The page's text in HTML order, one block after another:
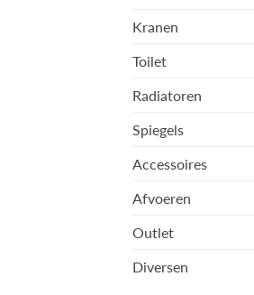
Kranen
Toilet
Radiatoren
Spiegels
Accessoires
Afvoeren
Outlet
Diversen